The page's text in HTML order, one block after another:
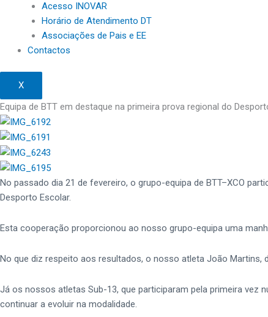
Acesso INOVAR
Horário de Atendimento DT
Associações de Pais e EE
Contactos
X
Equipa de BTT em destaque na primeira prova regional do
No passado dia 21 de fevereiro, o grupo-equipa de BTT–XCO
Desporto Escolar.
Esta cooperação proporcionou ao nosso grupo-equipa uma
No que diz respeito aos resultados, o nosso atleta João Martins,
Já os nossos atletas Sub-13, que participaram pela primeira vez
continuar a evoluir na modalidade.